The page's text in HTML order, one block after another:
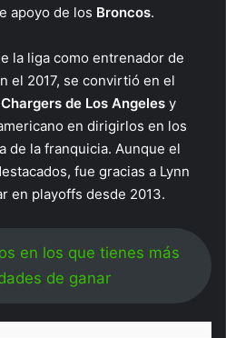
apoyo de los Broncos.
la liga como entrenador de
el 2017, se convirtió en el
Chargers de Los Angeles y
en dirigirlos en los
de la franquicia. Aunque el
fue gracias a Lynn
en playoffs desde 2013.
en los que tienes más
de ganar